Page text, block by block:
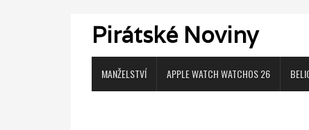
Pirátské Noviny
MANŽELSTVÍ APPLE WATCH WATCHOS 26